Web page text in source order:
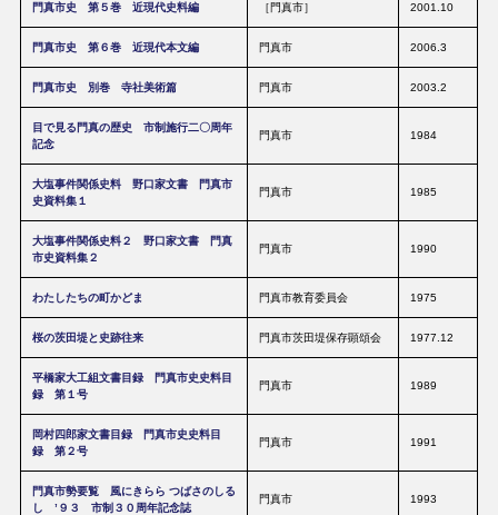
門真市史 第５巻 近現代史料編 ［門真市］ 2001.10
門真市史 第６巻 近現代本文編 門真市 2006.3
門真市史 別巻 寺社美術篇 門真市 2003.2
目で見る門真の歴史 市制施行二〇周年
記念
門真市 1984
大塩事件関係史料 野口家文書 門真市
史資料集１
門真市 1985
大塩事件関係史料２ 野口家文書 門真
市史資料集２
門真市 1990
わたしたちの町かどま 門真市教育委員会 1975
桜の茨田堤と史跡往来 門真市茨田堤保存顕頌会 1977.12
平橋家大工組文書目録 門真市史史料目
録 第１号
門真市 1989
岡村四郎家文書目録 門真市史史料目
録 第２号
門真市 1991
門真市勢要覧 風にきらら つばさのしる
し ’９３ 市制３０周年記念誌
門真市 1993